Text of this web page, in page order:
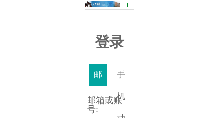
登录
邮
箱
手
机
邮箱或账
号: